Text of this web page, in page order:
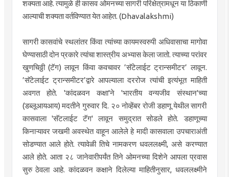
शक्यता आहे. त्यामुळे ही कासव ओमनच्या सागरी परिक्षेत्रामधून या ठिकाणी
आल्याची शक्यता वर्तविण्यात येत आहेत. (Dhavalakshmi)
सागरी कासवांचे स्थलांतर किंवा त्यांच्या कायमस्वरुपी अधिवासाचा मागोवा
घेण्यासाठी दोन प्रकारे त्यांचा शास्त्रीय अभ्यास केला जातो. त्याच्या परांवर
खुणचिठ्ठी (टॅग) लावून किंवा कवचावर ’सॅटेलाईट ट्रान्समीटर’ लावून.
’सॅटेलाईट ट्रान्समीटर’द्वारे आपल्याला दररोज त्यांची इत्यंभूत माहिती
अवगत होते. 'कांदळवन कक्षा'ने 'भारतीय वन्यजीव संस्थान'च्या
(डब्लूआयआय) मदतीने गुरुवार दि. २० नोव्हेंबर रोजी डहाणू येथील सागरी
कासवाला 'सॅटलाईट टॅग' लावून समुद्रात सोडले होते. डहाणूच्या
किनाऱ्यावर जखमी अवस्थेत वाहून आलेले हे मादी कासवाला उपचाराअंती
सोडण्यात आले होते. त्यावेळी तिचे नामकरण धवललक्ष्मी, असे करण्यात
आले होते. आता २८ जानेवारीपर्यंत तिने ओमनच्या दिशेने आपला प्रवास
सुरु ठेवला आहे. कांदळवन कक्षाने दिलेल्या माहितीनुसार, धवललक्ष्मीने